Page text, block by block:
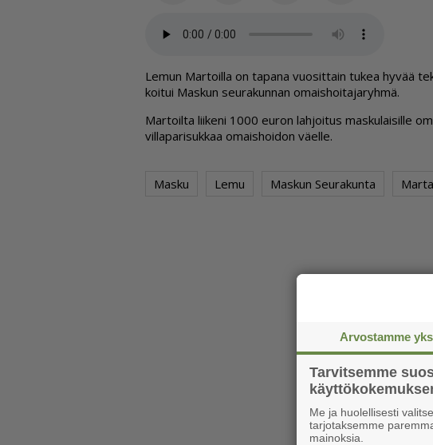
Le­mun Mar­toil­la on ta­pa­na vuo­sit­tain tu­kea hy­vää
koi­tui Mas­kun seu­ra­kun­nan omais­hoi­ta­ja­ryh­mä.
Mar­toil­ta lii­ke­ni 1000 eu­ron lah­joi­tus mas­ku­lai­sil­le
vil­la­pa­ri­suk­kaa omais­hoi­don vä­el­le.
Masku Lemu Maskun Seurakunta
Arvostamme
Tarvitsemme
Me ja huolellisesti
tarjotaksemme
mainoksia.